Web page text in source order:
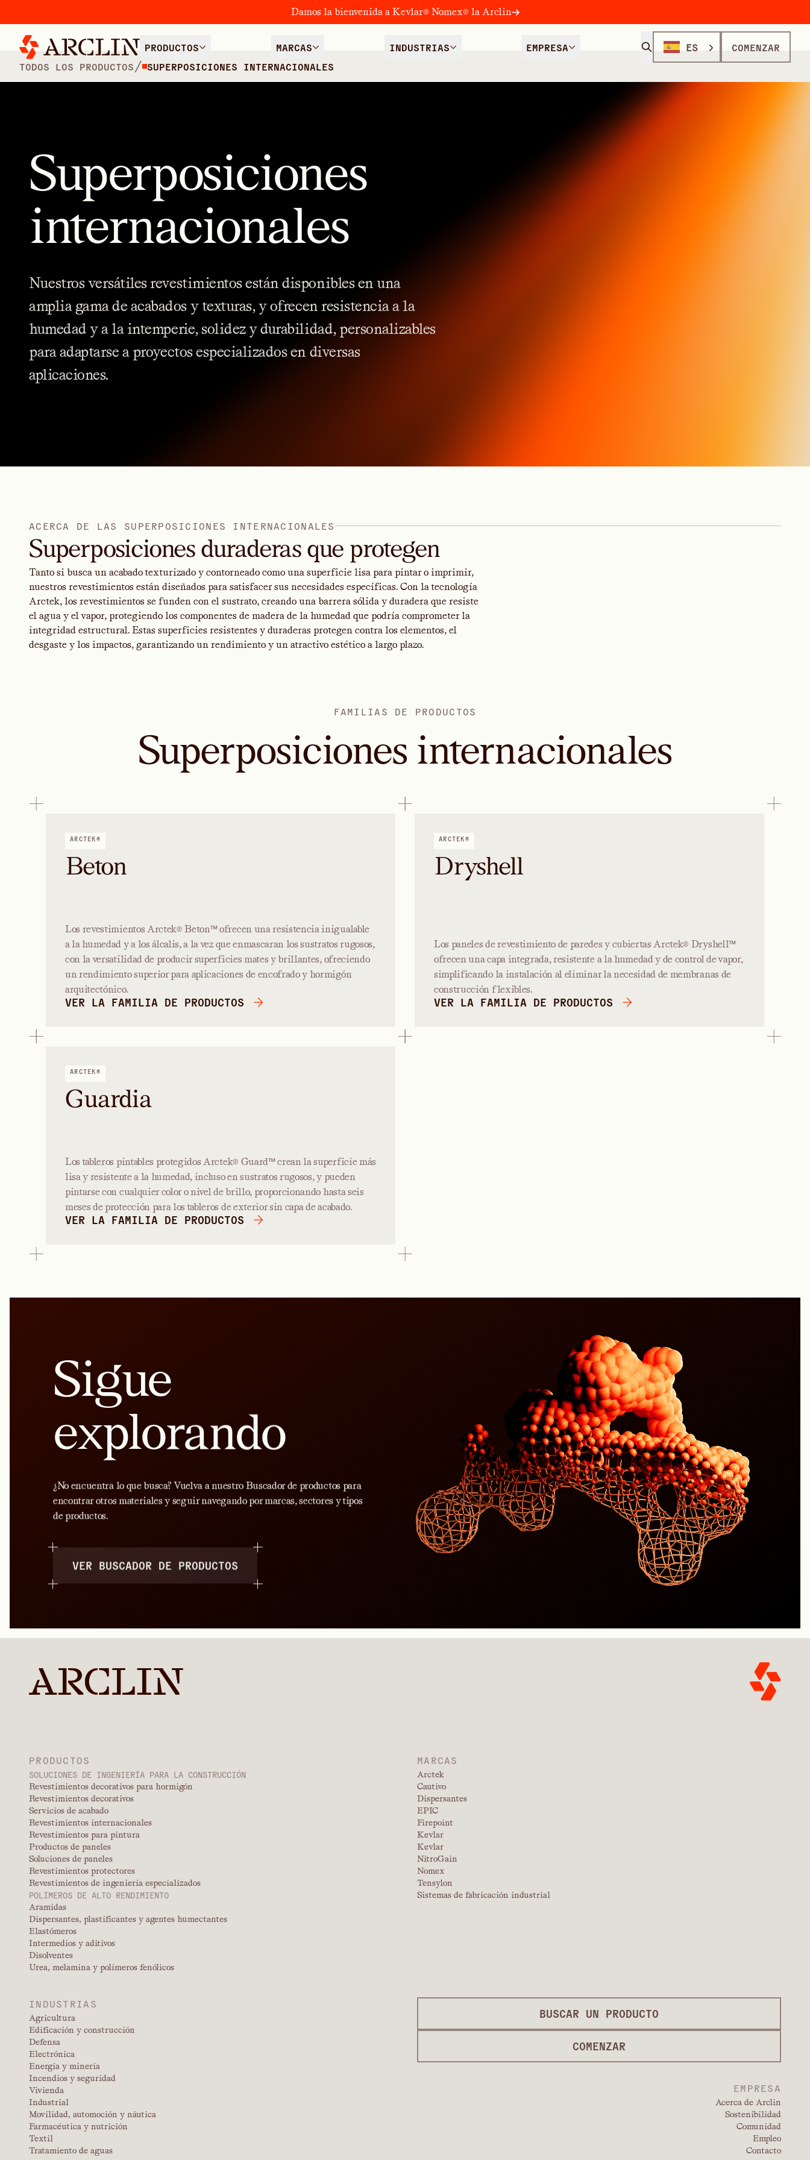
Damos la bienvenida a Kevlar® Nomex® la Arclin
PRODUCTOS MARCAS INDUSTRIAS EMPRESA ES
COMENZAR
TODOS LOS PRODUCTOS / SUPERPOSICIONES INTERNACIONALES
Superposiciones
internacionales
Nuestros versátilesrevestimientosestándisponibles enuna
amplia gamade acabados y texturas,yofrecenresistenciaa la
humedadyalaintemperie,solidezydurabilidad, personalizables
para adaptarse a proyectosespecializadosen diversas
aplicaciones.
AC ERCA DE L AS SU PERPOSI C ION ES I NTE RNAC ION AL ES
Superposiciones duraderas que protegen
Tanto si busca un acabado texturizado y contorneado como una superficie lisa para pintar o imprimir,
nuestros revestimientos están diseñados para satisfacer sus necesidades específicas. Con la tecnología
Arctek, los revestimientos se funden con el sustrato, creando una barrera sólida y duradera que resiste
el agua y el vapor, protegiendo los componentes de madera de la humedad que podría comprometer la
integridad estructural. Estas superficies resistentes y duraderas protegen contra los elementos, el
desgaste y los impactos, garantizando un rendimiento y un atractivo estético a largo plazo.
FAMILIAS DE PRODUCTOS
Superposiciones internacionales
ARCTEK®
Beton
Los revestimientos Arctek® Beton™ ofrecen una resistencia inigualable
a la humedad y a los álcalis, a la vez que enmascaran los sustratos rugosos,
con la versatilidad de producir superficies mates y brillantes, ofreciendo
un rendimiento superior para aplicaciones de encofrado y hormigón
arquitectónico.
VER LA FAMILIA DE PRODUCTOS
ARCTEK®
Dryshell
Los paneles de revestimiento de paredes y cubiertas Arctek® Dryshell™
ofrecen una capa integrada, resistente a la humedad y de control de vapor,
simplificando la instalación al eliminar la necesidad de membranas de
construcción flexibles.
VER LA FAMILIA DE PRODUCTOS
ARCTEK®
Guardia
Los tableros pintables protegidos Arctek® Guard™ crean la superficie más
lisa y resistente a la humedad, incluso en sustratos rugosos, y pueden
pintarse con cualquier color o nivel de brillo, proporcionando hasta seis
meses de protección para los tableros de exterior sin capa de acabado.
VER LA FAMILIA DE PRODUCTOS
Sigue
explorando
¿No encuentra lo que busca? Vuelva a nuestro Buscador de productos para
encontrar otros materiales y seguir navegando por marcas, sectores y tipos
de productos.
VER BUSCADOR DE PRODUCTOS
PRODUCTOS
SOLUCIONES DE INGENIERÍA PARA LA CONSTRUCCIÓN
Revestimientos decorativos para hormigón
Revestimientos decorativos
Servicios de acabado
Revestimientos internacionales
Revestimientos para pintura
Productos de paneles
Soluciones de paneles
Revestimientos protectores
Revestimientos de ingeniería especializados
POLÍMEROS DE ALTO RENDIMIENTO
Aramidas
Dispersantes, plastificantes y agentes humectantes
Elastómeros
Intermedios y aditivos
Disolventes
Urea, melamina y polímeros fenólicos
MARCAS
Arctek
Cautivo
Dispersantes
EPIC
Firepoint
Kevlar
Kevlar
NitroGain
Nomex
Tensylon
Sistemas de fabricación industrial
INDUSTRIAS
Agricultura
Edificación y construcción
Defensa
Electrónica
Energía y minería
Incendios y seguridad
Vivienda
Industrial
Movilidad, automoción y náutica
Farmacéutica y nutrición
Textil
Tratamiento de aguas
BUSCAR UN PRODUCTO
COMENZAR
EMPRESA
Acerca de Arclin
Sostenibilidad
Comunidad
Empleo
Contacto